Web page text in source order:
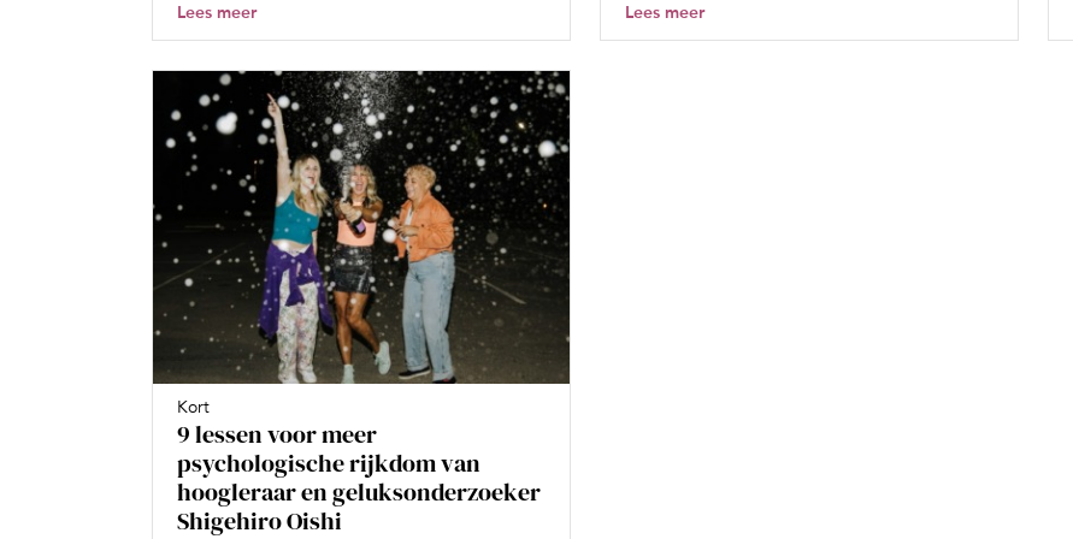
Lees meer Lees meer
Kort
9 lessen voor meer
psychologische rijkdom van
hoogleraar en geluksonderzoeker
Shigehiro Oishi